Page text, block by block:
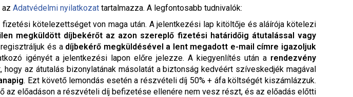
Adatvédelmi nyilatkozat tartalmazza. A legfontosabb tudnivalók:
kötelezettséget von maga után. A jelentkezési lap kitöltője és aláírója kötelezi
megküldött díjbekérőt az azon szereplő fizetési határidőig átutalással vagy
és a díjbekérő megküldésével a lent megadott e-mail címre igazoljuk
igényét a jelentkezési lapon előre jelezze. A kiegyenlítés után a rendezvény
az átutalás bizonylatának másolatát a biztonság kedvéért szíveskedjék magával
. Ezt követő lemondás esetén a részvételi díj 50% + áfa költségét kiszámlázzuk.
az előadáson a részvételi díj befizetése ellenére nem vesz részt, és az előadás előtti